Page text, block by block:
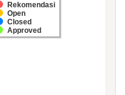
Rekomendasi
Open
Closed
Approved